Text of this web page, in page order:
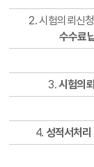
2. 시험의뢰신
수수료
3.시험의
4. 성적서처